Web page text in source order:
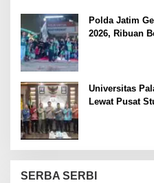
Polda Jatim
2026, Ribuan
Universitas
Lewat Pusat
SERBA SERBI